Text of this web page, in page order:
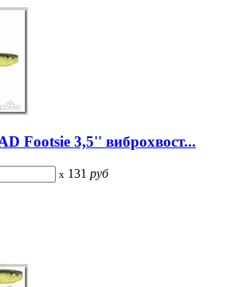
Footsie 3,5'' виброхвост...
x 131 руб